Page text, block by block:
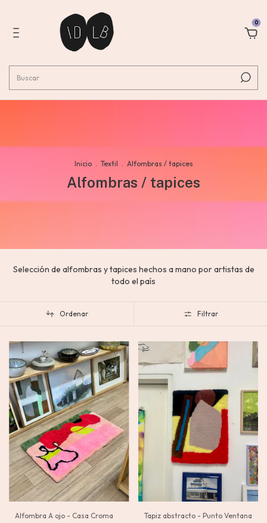
0
Inicio Textil Alfombras / tapices
Alfombras / tapices
Selección de alfombras y tapices hechos a mano por artistas de
todo el país
Ordenar Filtrar
Alfombra A ojo - Casa Croma Tapiz abstracto - Punto Ventana